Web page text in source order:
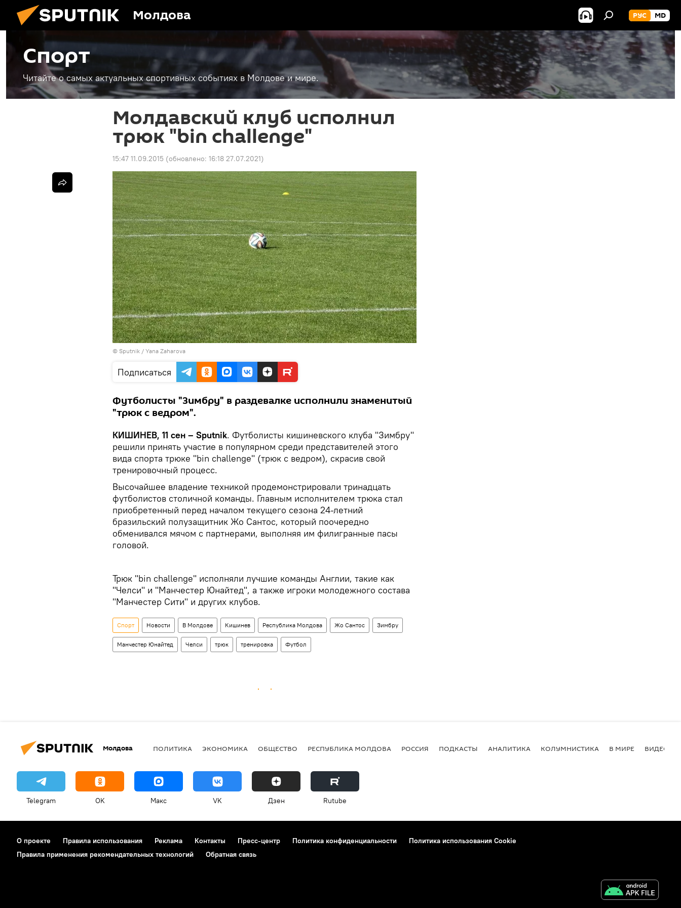
Молдова РУС MD
Спорт
Читайте о самых актуальных спортивных событиях в Молдове и мире.
Молдавский клуб исполнил
трюк "bin challenge"
15:47 11.09.2015 (обновлено: 16:18 27.07.2021)
© Sputnik / Yana Zaharova
Подписаться
Футболисты "Зимбру" в раздевалке исполнили знаменитый
"трюк с ведром".
КИШИНЕВ, 11 сен – Sputnik. Футболисты кишиневского клуба "Зимбру"
решили принять участие в популярном среди представителей этого
вида спорта трюке "bin challenge" (трюк с ведром), скрасив свой
тренировочный процесс.
Высочайшее владение техникой продемонстрировали тринадцать
футболистов столичной команды. Главным исполнителем трюка стал
приобретенный перед началом текущего сезона 24-летний
бразильский полузащитник Жо Сантос, который поочередно
обменивался мячом с партнерами, выполняя им филигранные пасы
головой.
Трюк "bin challenge" исполняли лучшие команды Англии, такие как
"Челси" и "Манчестер Юнайтед", а также игроки молодежного состава
"Манчестер Сити" и других клубов.
Спорт Новости В Молдове Кишинев Республика Молдова Жо Сантос Зимбру
Манчестер Юнайтед Челси трюк тренировка Футбол
Молдова ПОЛИТИКА ЭКОНОМИКА ОБЩЕСТВО РЕСПУБЛИКА МОЛДОВА РОССИЯ ПОДКАСТЫ АНАЛИТИКА КОЛУМНИСТИКА В МИРЕ ВИДЕО
Telegram OK Макс VK Дзен Rutube
О проекте Правила использования Реклама Контакты Пресс-центр Политика конфиденциальности
Политика использования Cookie
Правила применения рекомендательных технологий
Обратная связь